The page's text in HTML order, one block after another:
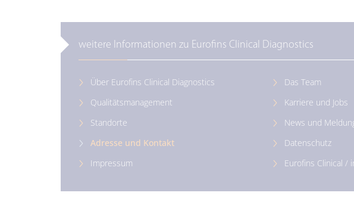
weitere Informationen zu Eurofins Clinical Diagnostics
Über Eurofins Clinical Diagnostics
Das Team
Qualitätsmanagement
Karriere und Jobs
Standorte
News und
Adresse und Kontakt
Datenschutz
Impressum
Eurofins Clinical /